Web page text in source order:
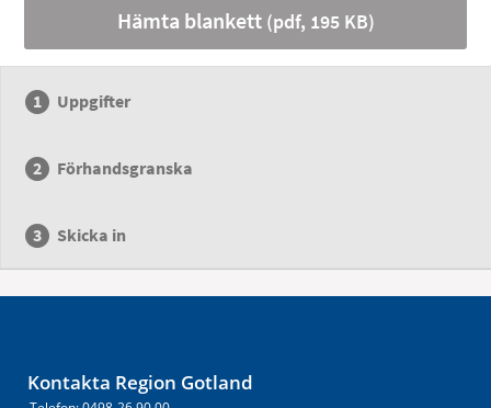
Hämta blankett(pdf, 195 KB)
Uppgifter
Förhandsgranska
Skicka in
Kontakta Region Gotland